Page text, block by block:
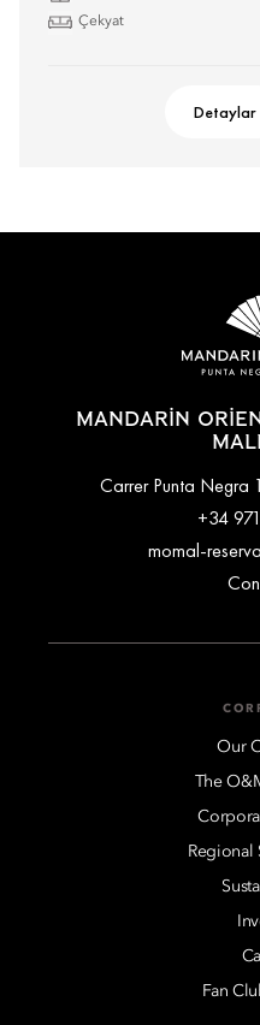
Çekyat
Detaylar
MANDARIN
Carrer Punta Negra
+34
momal-
Our
The
Regional
Fan